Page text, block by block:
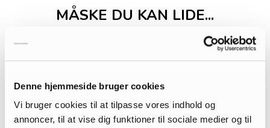
Denne hjemmeside bruger cookies
Vi bruger cookies til at tilpasse vores indhold og
annoncer, til at vise dig funktioner til sociale medier og til
MÅSKE DU KAN LIDE...